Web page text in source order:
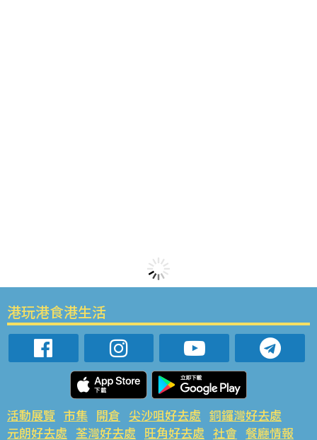
港玩港食港生活
活動展覽 市集 開倉 尖沙咀好去處 銅鑼灣好去處
元朗好去處 荃灣好去處 旺角好去處 社會 餐廳情報